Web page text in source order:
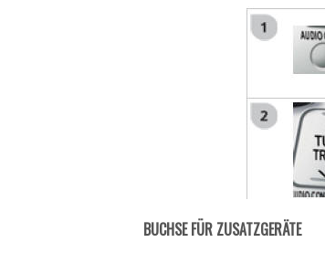
BUCHSE FÜR ZUSATZGERÄTE